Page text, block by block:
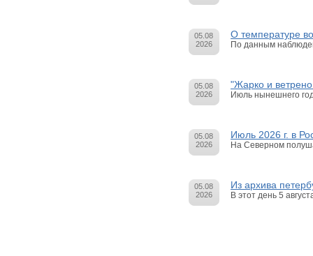
05.08
2026
О температуре
По данным
05.08
2026
"Жарко и
Июль нынешнего
05.08
2026
Июль 2026 г. в
На Северном
05.08
2026
Из архива
В этот день 5